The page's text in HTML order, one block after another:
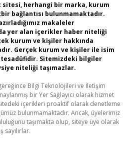
sitesi, herhangi bir marka, kurum
bağlantısı bulunmamaktadır.
makaleler
yer alan içerikler haber niteliği
kurum ve kişiler hakkında
Gerçek kurum ve kişiler ile isim
Sitemizdeki bilgiler
niteliği taşımazlar.
Bilgi Teknolojileri ve İletişim
bir Yer Sağlayıcı olarak hizmet
içerikleri proaktif olarak denetleme
bulunmamaktadır. Ancak, üyelerimiz
taşımakta olup, siteye üye olarak